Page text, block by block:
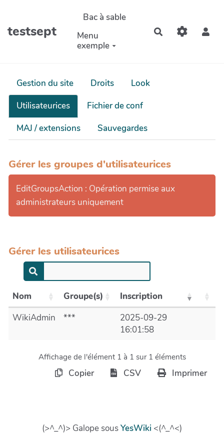
Aller au contenu principal
testsept
Bac à sable
Menu
exemple
Rechercher
Gestion du site Droits
Look
Utilisateurices
Fichier de conf
MAJ / extensions
Sauvegardes
Gérer les groupes d'utilisateurices
EditGroupsAction : Opération permise aux
administrateurs uniquement
Gérer les utilisateurices
Nom Groupe(s)
Inscription
WikiAdmin
***
2025-09-29
16:01:58
Affichage de l'élément 1 à 1 sur 1 éléments
Copier CSV Imprimer
(>^_^)> Galope sousYesWiki <(^_^<)